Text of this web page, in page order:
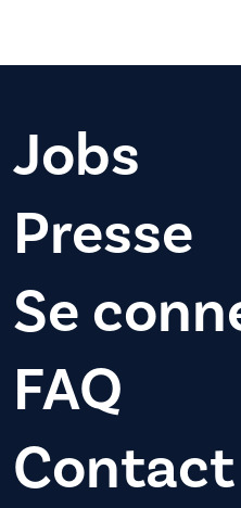
Jobs
Presse
Se
FAQ
Contact